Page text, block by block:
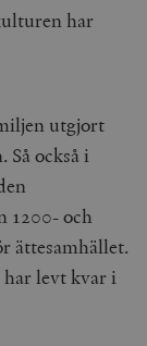
har
utgjort
Så också i
1200- och
ättesamhället.
har levt kvar i